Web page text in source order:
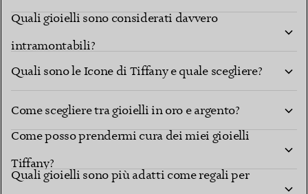
Quali gioielli sono considerati davvero
intramontabili?
Quali sono le Icone di Tiffany e quale scegliere?
Come scegliere tra gioielli in oro e argento?
Come posso prendermi cura dei miei gioielli
Tiffany?
Quali gioielli sono più adatti come regali per